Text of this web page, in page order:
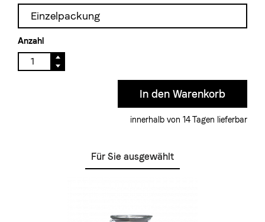
Einzelpackung
Anzahl
innerhalb von 14 Tagen lieferbar
Für Sie ausgewählt